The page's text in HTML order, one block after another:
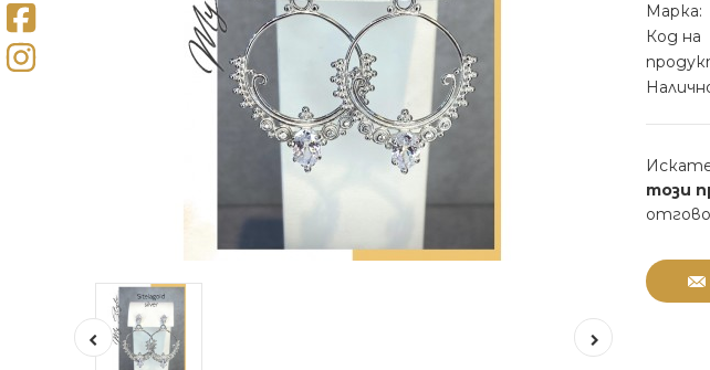
Марка:
Код на
този